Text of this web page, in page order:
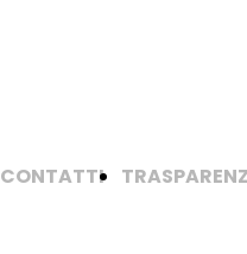
CONTATTI